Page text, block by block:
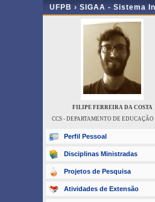
UFPB › SIGAA - Sistema
FILIPE FERREIRA DA COSTA
CCS - DEPARTAMENTO DE EDUCAÇÃO
Perfil Pessoal
Disciplinas Ministradas
Projetos de Pesquisa
Atividades de Extensão